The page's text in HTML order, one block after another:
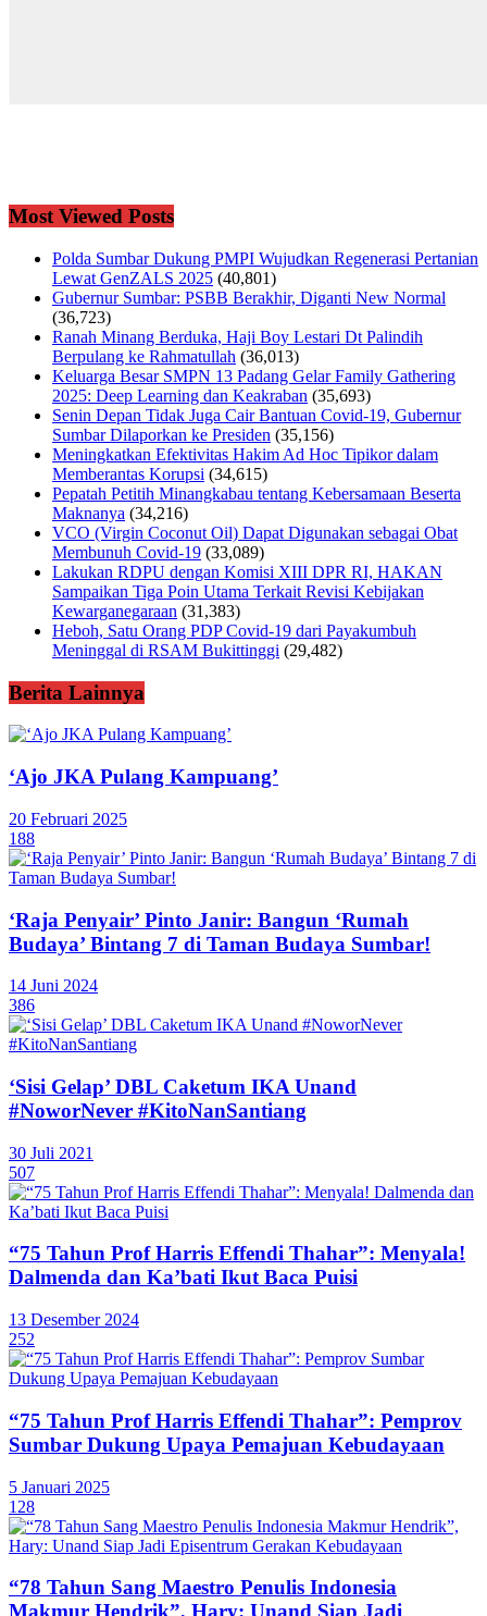
Most Viewed Posts
Polda Sumbar Dukung PMPI Wujudkan Regenerasi Pertanian
Lewat GenZALS 2025 (40,801)
Gubernur Sumbar: PSBB Berakhir, Diganti New Normal
(36,723)
Ranah Minang Berduka, Haji Boy Lestari Dt Palindih
Berpulang ke Rahmatullah (36,013)
Keluarga Besar SMPN 13 Padang Gelar Family Gathering
2025: Deep Learning dan Keakraban (35,693)
Senin Depan Tidak Juga Cair Bantuan Covid-19, Gubernur
Sumbar Dilaporkan ke Presiden (35,156)
Meningkatkan Efektivitas Hakim Ad Hoc Tipikor dalam
Memberantas Korupsi (34,615)
Pepatah Petitih Minangkabau tentang Kebersamaan Beserta
Maknanya (34,216)
VCO (Virgin Coconut Oil) Dapat Digunakan sebagai Obat
Membunuh Covid-19 (33,089)
Lakukan RDPU dengan Komisi XIII DPR RI, HAKAN
Sampaikan Tiga Poin Utama Terkait Revisi Kebijakan
Kewarganegaraan (31,383)
Heboh, Satu Orang PDP Covid-19 dari Payakumbuh
Meninggal di RSAM Bukittinggi (29,482)
Berita Lainnya
‘Ajo JKA Pulang Kampuang’
20 Februari 2025
188
‘Raja Penyair’ Pinto Janir: Bangun ‘Rumah
Budaya’ Bintang 7 di Taman Budaya Sumbar!
14 Juni 2024
386
‘Sisi Gelap’ DBL Caketum IKA Unand
#NoworNever #KitoNanSantiang
30 Juli 2021
507
“75 Tahun Prof Harris Effendi Thahar”: Menyala!
Dalmenda dan Ka’bati Ikut Baca Puisi
13 Desember 2024
252
“75 Tahun Prof Harris Effendi Thahar”: Pemprov
Sumbar Dukung Upaya Pemajuan Kebudayaan
5 Januari 2025
128
“78 Tahun Sang Maestro Penulis Indonesia